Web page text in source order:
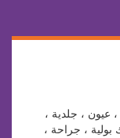
عيون ، جلدية ،
، جراحة ،